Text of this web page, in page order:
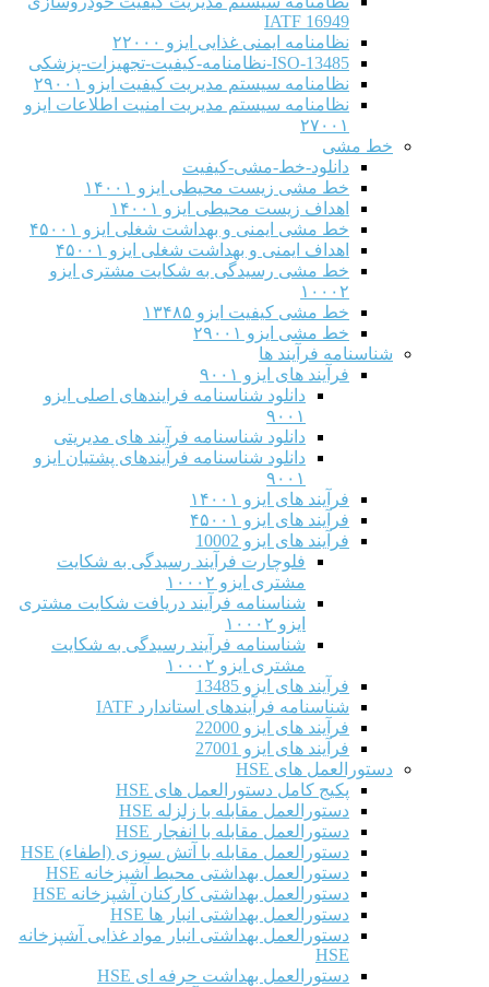
IATF 16949
نظامنامه ایمنی غذایی ایزو ۲۲۰۰۰
ISO-13485-نظامنامه-کیفیت-تجهیزات-پزشکی
نظامنامه سیستم مدیریت کیفیت ایزو ۲۹۰۰۱
نظامنامه سیستم مدیریت امنیت اطلاعات ایزو
۲۷۰۰۱
خط مشی
دانلود-خط-مشی-کیفیت
خط مشی زیست محیطی ایزو ۱۴۰۰۱
اهداف زیست محیطی ایزو ۱۴۰۰۱
خط مشی ایمنی و بهداشت شغلی ایزو ۴۵۰۰۱
اهداف ایمنی و بهداشت شغلی ایزو ۴۵۰۰۱
خط مشی رسیدگی به شکایت مشتری ایزو
۱۰۰۰۲
خط مشی کیفیت ایزو ۱۳۴۸۵
خط مشی ایزو ۲۹۰۰۱
شناسنامه فرآیند ها
فرآیند های ایزو ۹۰۰۱
دانلود شناسنامه فرایندهای اصلی ایزو
۹۰۰۱
دانلود شناسنامه فرآیند های مدیریتی
دانلود شناسنامه فرآیندهای پشتیان ایزو
۹۰۰۱
فرآیند های ایزو ۱۴۰۰۱
فرآیند های ایزو ۴۵۰۰۱
فرآیند های ایزو 10002
فلوچارت فرآیند رسیدگی به شکایت
مشتری ایزو ۱۰۰۰۲
شناسنامه فرآیند دریافت شکایت مشتری
ایزو ۱۰۰۰۲
شناسنامه فرآیند رسیدگی به شکایت
مشتری ایزو ۱۰۰۰۲
فرآیند های ایزو 13485
شناسنامه فرآیندهای استاندارد IATF
فرآیند های ایزو 22000
فرآیند های ایزو 27001
دستورالعمل های HSE
پکیج کامل دستورالعمل های HSE
دستورالعمل مقابله با زلزله HSE
دستورالعمل مقابله با انفجار HSE
دستورالعمل مقابله با آتش سوزی (اطفاء) HSE
دستورالعمل بهداشتی محیط آشپزخانه HSE
دستورالعمل بهداشتی کارکنان آشپزخانه HSE
دستورالعمل بهداشتی انبار ها HSE
دستورالعمل بهداشتی انبار مواد غذایی آشپزخانه
HSE
دستورالعمل بهداشت حرفه ای HSE